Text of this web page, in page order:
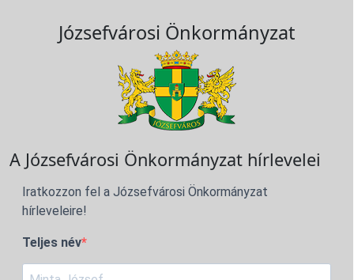
Józsefvárosi Önkormányzat
A Józsefvárosi Önkormányzat hírlevelei
Iratkozzon fel a Józsefvárosi Önkormányzat
hírleveleire!
Teljes név